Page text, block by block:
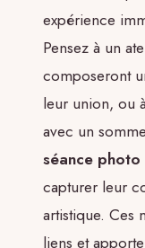
expérience
Pensez à un
composeront
leur union, ou
avec un
séance
capturer leur
artistique. Ces
liens et